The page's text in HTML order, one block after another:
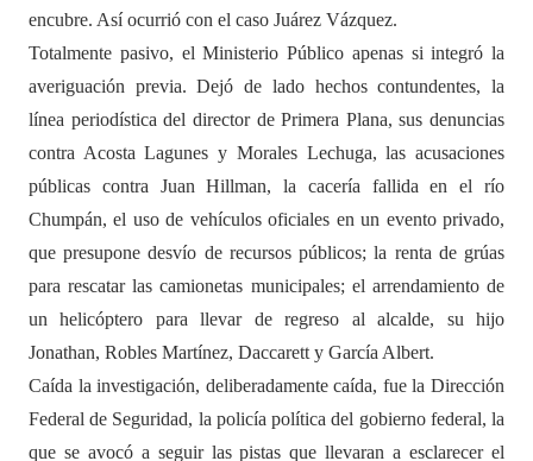
encubre. Así ocurrió con el caso Juárez Vázquez.
Totalmente pasivo, el Ministerio Público apenas si integró la
averiguación previa. Dejó de lado hechos contundentes, la
línea periodística del director de Primera Plana, sus denuncias
contra Acosta Lagunes y Morales Lechuga, las acusaciones
públicas contra Juan Hillman, la cacería fallida en el río
Chumpán, el uso de vehículos oficiales en un evento privado,
que presupone desvío de recursos públicos; la renta de grúas
para rescatar las camionetas municipales; el arrendamiento de
un helicóptero para llevar de regreso al alcalde, su hijo
Jonathan, Robles Martínez, Daccarett y García Albert.
Caída la investigación, deliberadamente caída, fue la Dirección
Federal de Seguridad, la policía política del gobierno federal, la
que se avocó a seguir las pistas que llevaran a esclarecer el